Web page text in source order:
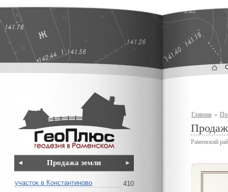
Продажа земли
участок в Константиново
410
Главная »
Раменский